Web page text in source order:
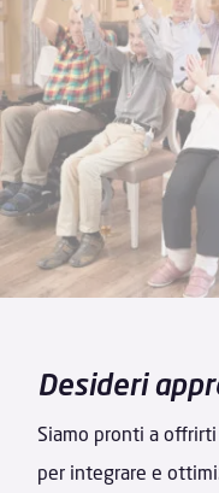
Desideri
Siamo pronti a
per integrare e